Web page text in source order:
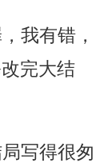
我有错，
完大结
写得很匆